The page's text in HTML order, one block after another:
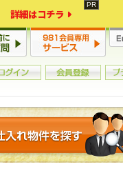
詳細はコチラ